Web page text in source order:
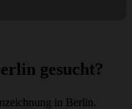
gesucht?
in Berlin.